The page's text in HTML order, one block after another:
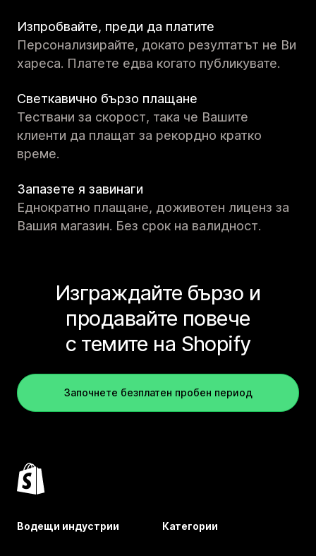
Изпробвайте, преди да платите
Персонализирайте, докато резултатът не Ви
хареса. Платете едва когато публикувате.
Светкавично бързо плащане
Тествани за скорост, така че Вашите
клиенти да плащат за рекордно кратко
време.
Запазете я завинаги
Еднократно плащане, доживотен лиценз за
Вашия магазин. Без срок на валидност.
Изграждайте бързо и
продавайте повече
с темите на Shopify
Започнете безплатен пробен период
Водещи индустрии Категории